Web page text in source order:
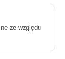
ze względu